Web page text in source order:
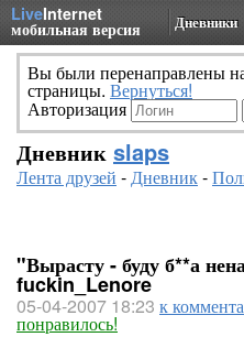
LiveInternet
мобильная версия Дневники
Вы были перенаправлены
страницы. Вернуться!
Авторизация
Дневник slaps
Лента друзей -Дневник-
"Вырасту - буду б**а
fuckin_Lenore
05-04-2007 18:23 к
понравилось!